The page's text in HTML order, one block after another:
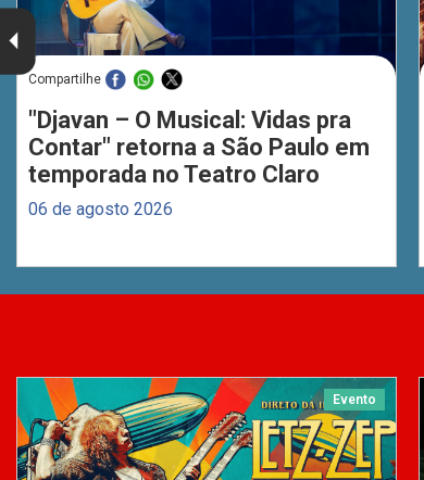
Compartilhe
"Djavan – O Musical: Vidas pra
Contar" retorna a São Paulo em
temporada no Teatro Claro
06 de agosto 2026
Evento